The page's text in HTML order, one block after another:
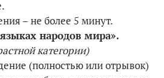
– не более 5 минут.
народов мира».
категории)
(полностью или отрывок)